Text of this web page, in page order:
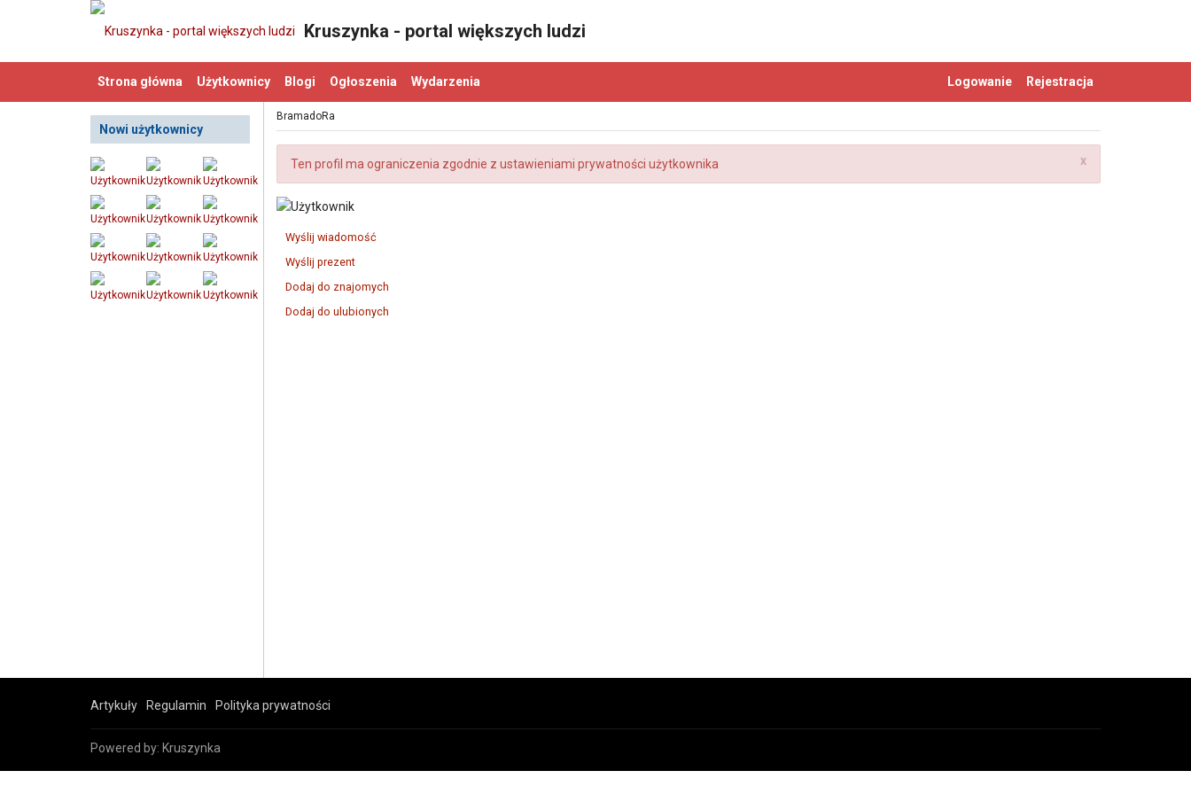
Kruszynka - portal większych ludzi
Rejestracja
Logowanie
Strona główna Użytkownicy Blogi Ogłoszenia Wydarzenia
Nowi użytkownicy
BramadoRa
x
Ten profil ma ograniczenia zgodnie z ustawieniami prywatności użytkownika
Wyślij wiadomość
Wyślij prezent
Dodaj do znajomych
Dodaj do ulubionych
Artykuły Regulamin Polityka prywatności
Powered by: Kruszynka